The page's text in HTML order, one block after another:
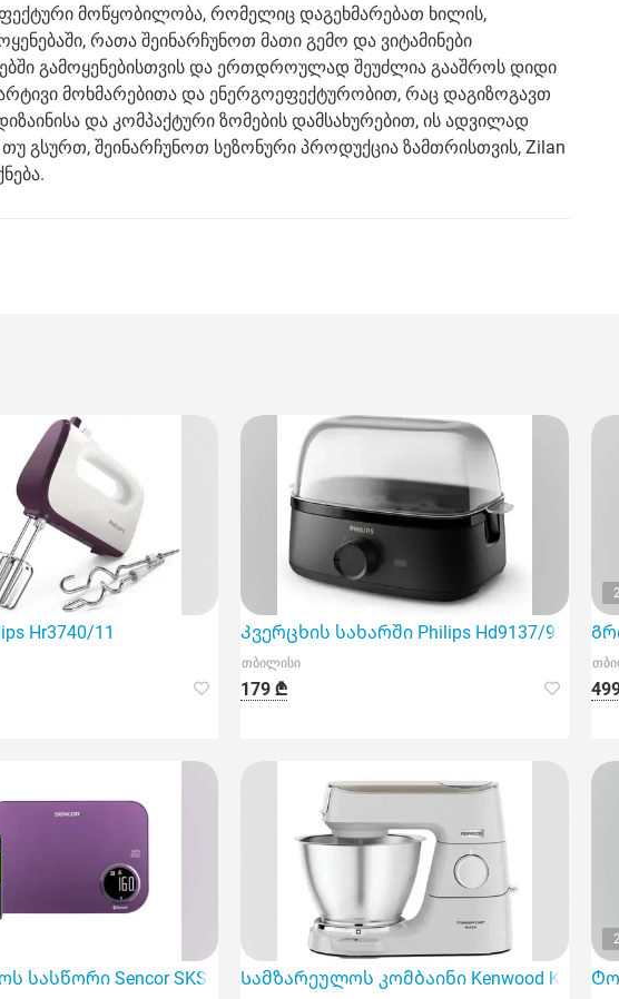
მოწყობილობა, რომელიც დაგეხმარებათ ხილის,
რათა შეინარჩუნოთ მათი გემო და ვიტამინები
გამოყენებისთვის და ერთდროულად შეუძლია გააშროს დიდი
მოხმარებითა და ენერგოეფექტურობით, რაც დაგიზოგავთ
და კომპაქტური ზომების დამსახურებით, ის ადვილად
გსურთ, შეინარჩუნოთ სეზონური პროდუქცია ზამთრისთვის, Zilan
და მაღალეფექტურ მოწყობილობას
Hr3740/11 Კვერცხის სახარში Philips Hd9137/91
თბილისი
179 ₾
სასწორი Sencor SKS 7073Vt Smart Kitchen Scale
Სამზარეულოს კომბაინი Kenwood